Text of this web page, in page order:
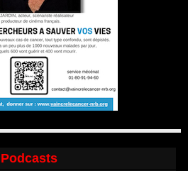
Podcasts